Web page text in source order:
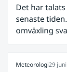
Det har
senaste
omväxling
Meteorologi29